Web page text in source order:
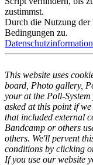
zustimmst.
Durch die Nutzung der
Bedingungen zu.
This website uses
board, Photo gallery,
your at the Poll-
asked at this point if
that included external
Bandcamp or others
others. We'll pervent
conditions by clicking
If you use our website